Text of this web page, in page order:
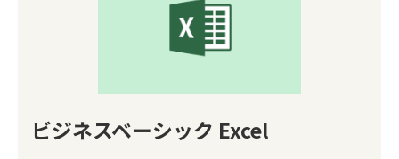
ビジネスベーシック Excel